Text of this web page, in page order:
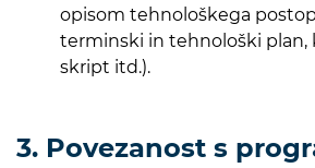
opisom tehnološkega
terminski in tehnološki plan,
skript itd.).
3. Povezanost s